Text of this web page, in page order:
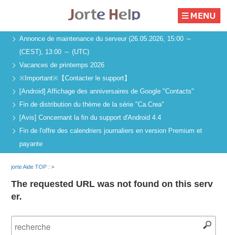
Annonce de maintenance du serveur (26.05.2026, 15:00 ～
(CEST), 13:00 ～ (UTC)
Vacances de printemps 2026
※Important※【Contacter le support】
[Android] Affichage des anniversaires de Google "Contacts"
Fin de distribution du thème de la série "Ca.Crea"
[Avis] Concernant la fin du support d'Android 4.4
Fin de l'offre des calendriers journaliers en version Premium et
payante
jorte Aide TOP :>
The requested URL was not found on this serv
er.